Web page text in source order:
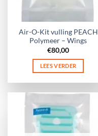
Air-O-Kit vulling PEACH
Polymeer – Wings
€80,00
LEES VERDER